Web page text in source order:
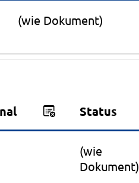
(wie Dokument)
Status
(wie
Dokument)